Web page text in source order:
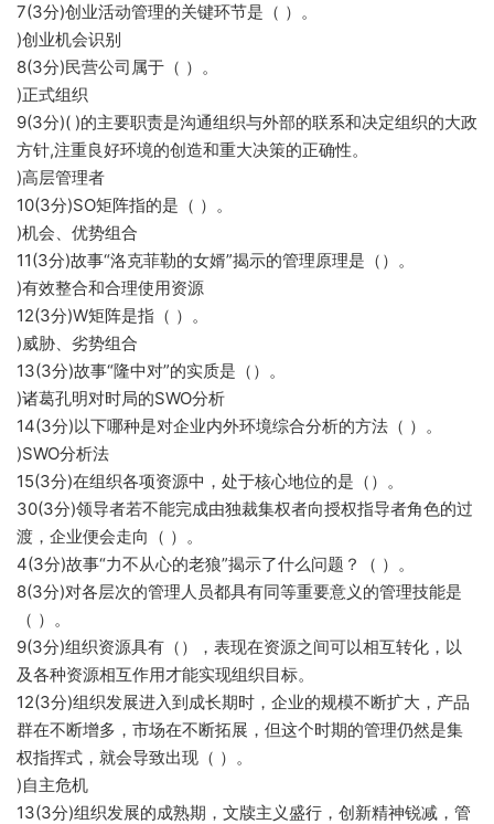
7(3分)创业活动管理的关键环节是（ ）。
)创业机会识别
8(3分)民营公司属于（ ）。
)正式组织
9(3分)( )的主要职责是沟通组织与外部的联系和决定组织的大政
方针,注重良好环境的创造和重大决策的正确性。
)高层管理者
10(3分)SO矩阵指的是（ ）。
)机会、优势组合
11(3分)故事“洛克菲勒的女婿”揭示的管理原理是（）。
)有效整合和合理使用资源
12(3分)W矩阵是指（ ）。
)威胁、劣势组合
13(3分)故事“隆中对”的实质是（）。
)诸葛孔明对时局的SWO分析
14(3分)以下哪种是对企业内外环境综合分析的方法（ ）。
)SWO分析法
15(3分)在组织各项资源中，处于核心地位的是（）。
30(3分)领导者若不能完成由独裁集权者向授权指导者角色的过
渡，企业便会走向（ ）。
4(3分)故事“力不从心的老狼”揭示了什么问题？（ ）。
8(3分)对各层次的管理人员都具有同等重要意义的管理技能是
（ ）。
9(3分)组织资源具有（），表现在资源之间可以相互转化，以
及各种资源相互作用才能实现组织目标。
12(3分)组织发展进入到成长期时，企业的规模不断扩大，产品
群在不断增多，市场在不断拓展，但这个时期的管理仍然是集
权指挥式，就会导致出现（ ）。
)自主危机
13(3分)组织发展的成熟期，文牍主义盛行，创新精神锐减，管